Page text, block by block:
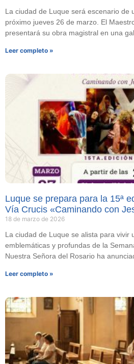
La ciudad de Luque será escenario de
próximo jueves 26 de marzo. El
presentará su obra magistral en una
Leer completo »
Luque se prepara para la 15ª
Vía Crucis «Caminando con
18 de marzo de 2026
La ciudad de Luque se alista para vivir
emblemáticas y profundas de la
Nuestra Señora del Rosario ha
Leer completo »